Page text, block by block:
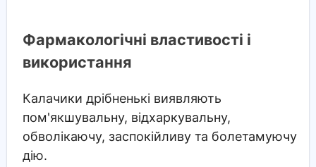
Фармакологічні властивості і
використання
Калачики дрібненькі виявляють
пом'якшувальну, відхаркувальну,
обволікаючу, заспокійливу та болетамуючу
дію.